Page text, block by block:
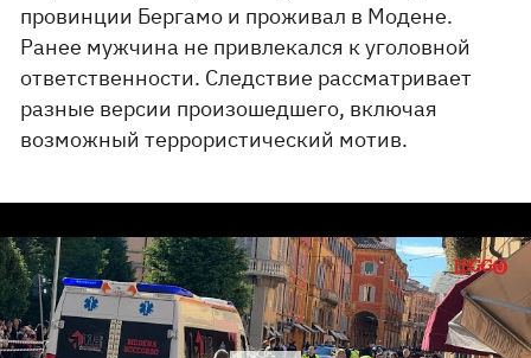
провинции Бергамо и проживал в Модене.
Ранее мужчина не привлекался к уголовной
ответственности. Следствие рассматривает
разные версии произошедшего, включая
возможный террористический мотив.